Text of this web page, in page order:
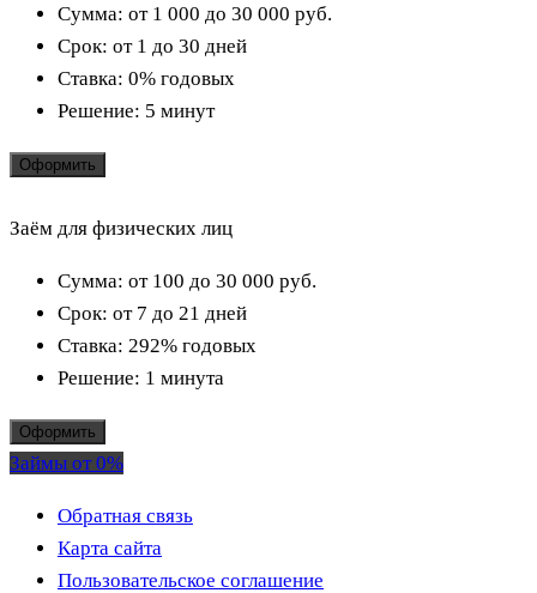
Сумма: от 1 000 до 30 000 руб.
Срок: от 1 до 30 дней
Ставка: 0% годовых
Решение: 5 минут
Оформить
Заём для физических лиц
Сумма: от 100 до 30 000 руб.
Срок: от 7 до 21 дней
Ставка: 292% годовых
Решение: 1 минута
Оформить
Займы от 0%
Обратная связь
Карта сайта
Пользовательское соглашение